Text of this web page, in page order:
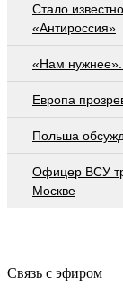
Стало
«Антироссия»
«Нам
Европа
Польша
Офицер ВСУ
Москве
Связь с эфиром